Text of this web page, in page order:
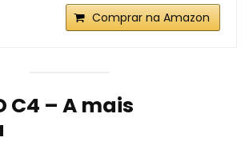
Comprar na Amazon
C4 – A mais